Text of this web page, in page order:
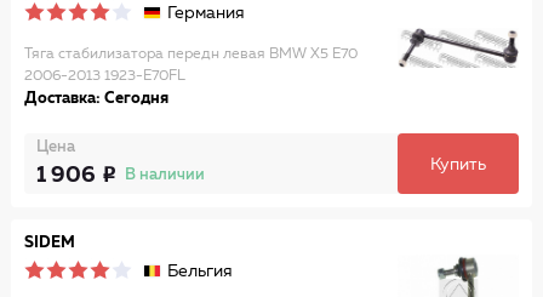
Германия
Тяга стабилизатора передн левая BMW X5 E70
2006-2013 1923-E70FL
Доставка: Сегодня
Цена
1 906 В наличии
Купить
SIDEM
Бельгия